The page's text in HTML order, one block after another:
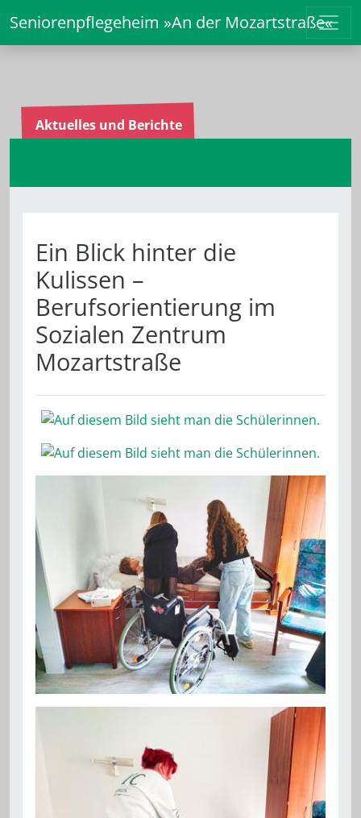
Seniorenpflegeheim »An der Mozartstraße«
Aktuelles und Berichte
Ein Blick hinter die
Kulissen –
Berufsorientierung im
Sozialen Zentrum
Mozartstraße